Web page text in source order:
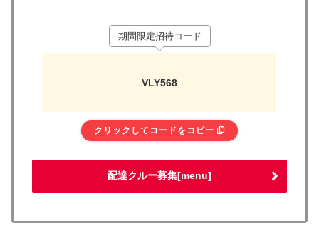
期間限定招待コード
VLY568
クリックしてコードをコピー
配達クルー募集[menu]